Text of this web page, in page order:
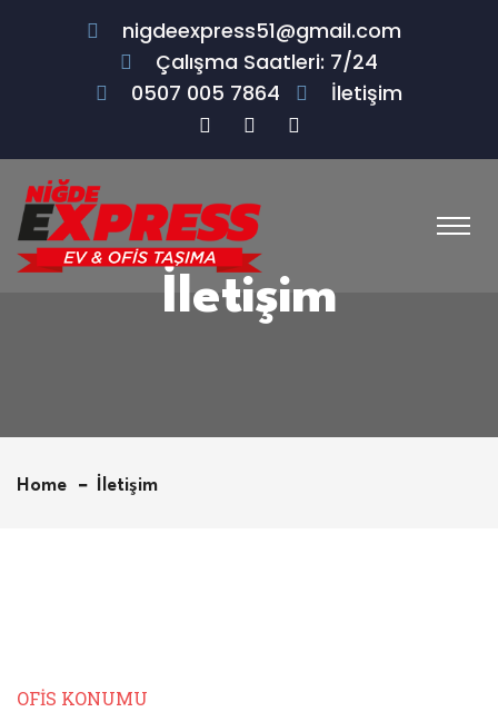
nigdeexpress51@gmail.com
Çalışma Saatleri: 7/24
0507 005 7864
İletişim
İletişim
Home İletişim
OFİS KONUMU